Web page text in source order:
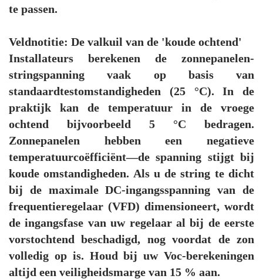
te passen.
Veldnotitie: De valkuil van de 'koude ochtend'
Installateurs berekenen de zonnepanelen-
stringspanning vaak op basis van
standaardtestomstandigheden (25 °C). In de
praktijk kan de temperatuur in de vroege
ochtend bijvoorbeeld 5 °C bedragen.
Zonnepanelen hebben een negatieve
temperatuurcoëfficiënt—de spanning stijgt bij
koude omstandigheden. Als u de string te dicht
bij de maximale DC-ingangsspanning van de
frequentieregelaar (VFD) dimensioneert, wordt
de ingangsfase van uw regelaar al bij de eerste
vorstochtend beschadigd, nog voordat de zon
volledig op is. Houd bij uw Voc-berekeningen
altijd een veiligheidsmarge van 15 % aan.